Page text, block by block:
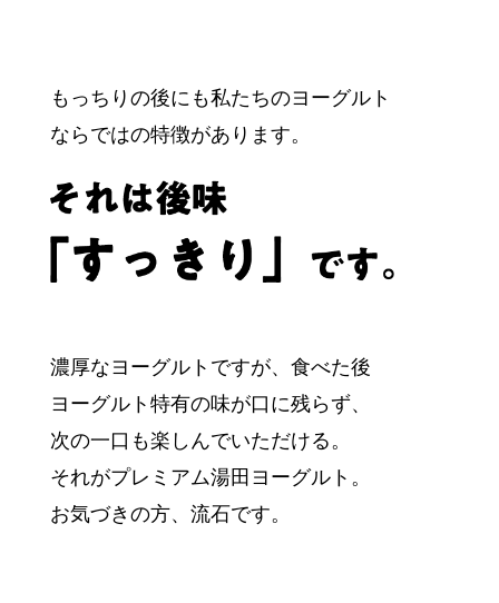
もっちりの後にも私たちのヨーグルト
ならではの特徴があります。
濃厚なヨーグルトですが、 食べた後
ヨーグルト特有の味が口に残らず、
次の一口も楽しんでいただける。
それがプレミアム湯田ヨーグルト。
お気づきの方、流石です。